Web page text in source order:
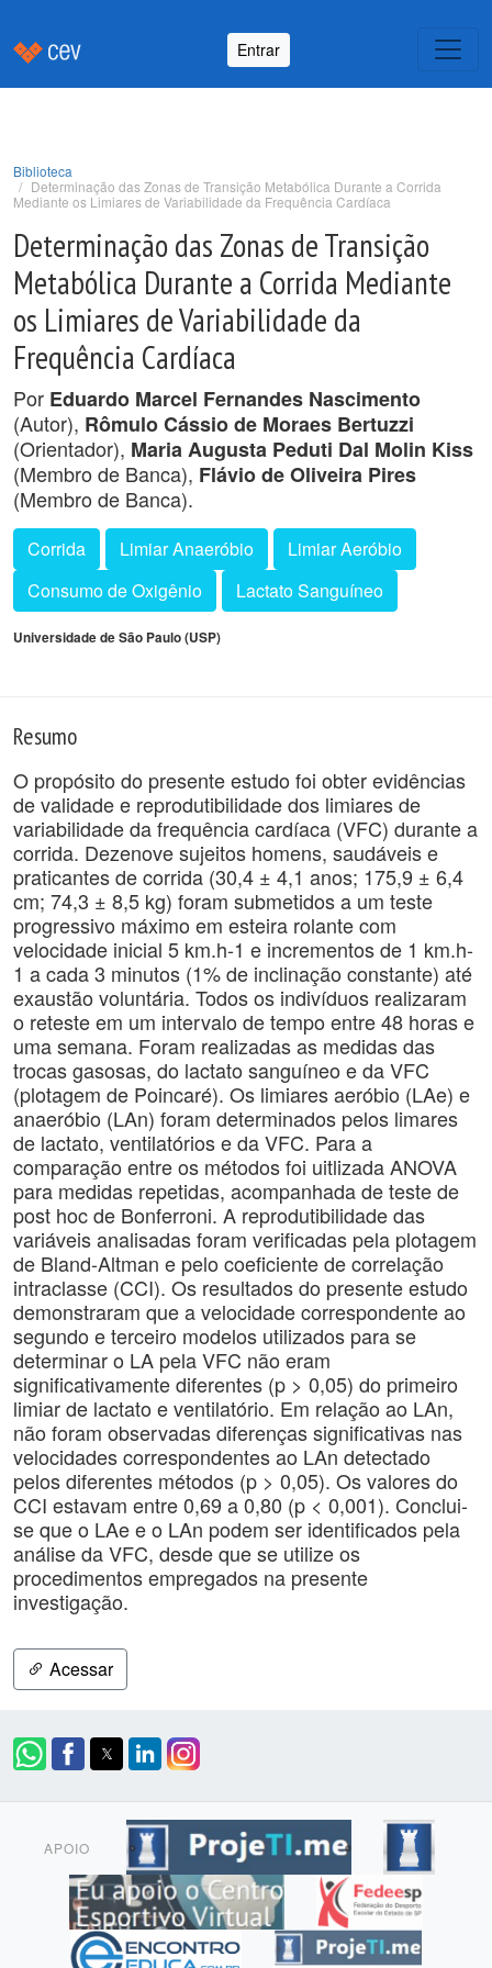
Entrar
Biblioteca
Determinação das Zonas de Transição Metabólica Durante a Corrida
Mediante os Limiares de Variabilidade da Frequência Cardíaca
Determinação das Zonas de Transição
Metabólica Durante a Corrida Mediante
os Limiares de Variabilidade da
Frequência Cardíaca
Por Eduardo Marcel Fernandes Nascimento
(Autor), Rômulo Cássio de Moraes Bertuzzi
(Orientador), Maria Augusta Peduti Dal Molin Kiss
(Membro de Banca), Flávio de Oliveira Pires
(Membro de Banca).
Corrida Limiar Anaeróbio
Limiar Aeróbio
Consumo de Oxigênio
Lactato Sanguíneo
Universidade de São Paulo (USP)
Resumo
O propósito do presente estudo foi obter evidências
de validade e reprodutibilidade dos limiares de
variabilidade da frequência cardíaca (VFC) durante a
corrida. Dezenove sujeitos homens, saudáveis e
praticantes de corrida (30,4 ± 4,1 anos; 175,9 ± 6,4
cm; 74,3 ± 8,5 kg) foram submetidos a um teste
progressivo máximo em esteira rolante com
velocidade inicial 5 km.h-1 e incrementos de 1 km.h-
1 a cada 3 minutos (1% de inclinação constante) até
exaustão voluntária. Todos os indivíduos realizaram
o reteste em um intervalo de tempo entre 48 horas e
uma semana. Foram realizadas as medidas das
trocas gasosas, do lactato sanguíneo e da VFC
(plotagem de Poincaré). Os limiares aeróbio (LAe) e
anaeróbio (LAn) foram determinados pelos limares
de lactato, ventilatórios e da VFC. Para a
comparação entre os métodos foi uitlizada ANOVA
para medidas repetidas, acompanhada de teste de
post hoc de Bonferroni. A reprodutibilidade das
variáveis analisadas foram verificadas pela plotagem
de Bland-Altman e pelo coeficiente de correlação
intraclasse (CCI). Os resultados do presente estudo
demonstraram que a velocidade correspondente ao
segundo e terceiro modelos utilizados para se
determinar o LA pela VFC não eram
significativamente diferentes (p > 0,05) do primeiro
limiar de lactato e ventilatório. Em relação ao LAn,
não foram observadas diferenças significativas nas
velocidades correspondentes ao LAn detectado
pelos diferentes métodos (p > 0,05). Os valores do
CCI estavam entre 0,69 a 0,80 (p < 0,001). Conclui-
se que o LAe e o LAn podem ser identificados pela
análise da VFC, desde que se utilize os
procedimentos empregados na presente
investigação.
Acessar
APOIO